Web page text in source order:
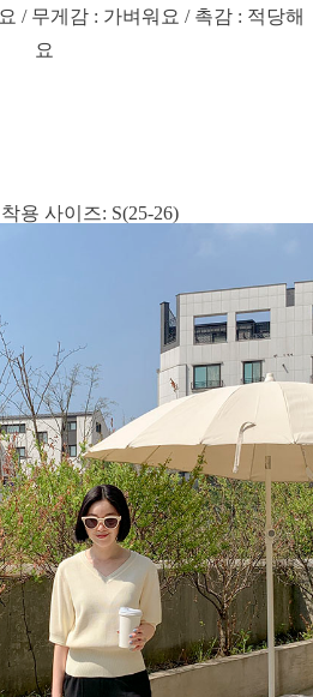
/ 무게감 : 가벼워요 / 촉감 : 적당해
요
용 사이즈: S(25-26)